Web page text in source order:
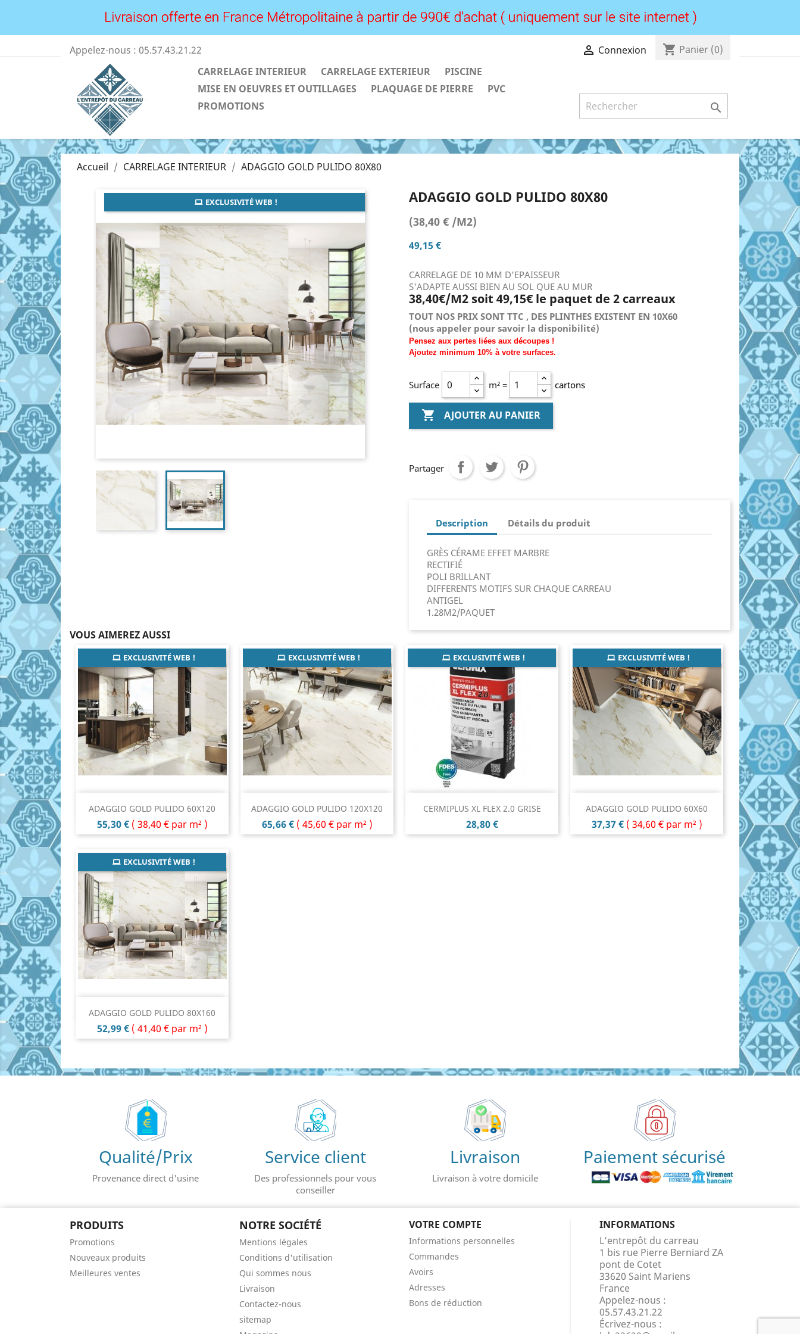
Appelez-nous : 05.57.43.21.22  Connexion shopping_cart Panier (0)
CARRELAGE INTERIEUR
CARRELAGE EXTERIEUR
PISCINE
MISE EN OEUVRES ET OUTILLAGES
PLAQUAGE DE PIERRE
PVC
PROMOTIONS

Accueil CARRELAGE INTERIEUR ADAGGIO GOLD PULIDO 80X80
EXCLUSIVITÉ WEB ! ADAGGIO GOLD PULIDO 80X80
(38,40 € /M2)
49,15 €
CARRELAGE DE 10 MM D'EPAISSEUR
S'ADAPTE AUSSI BIEN AU SOL QUE AU MUR
38,40€/M2 soit 49,15€ le paquet de 2 carreaux
TOUT NOS PRIX SONT TTC , DES PLINTHES EXISTENT EN 10X60
(nous appeler pour savoir la disponibilité)
Pensez aux pertes liées aux découpes !
Ajoutez minimum 10% à votre surfaces.
Surface m² = cartons
 AJOUTER AU PANIER
Partager
Description Détails du produit
GRÈS CÉRAME EFFET MARBRE
RECTIFIÉ
POLI BRILLANT
DIFFERENTS MOTIFS SUR CHAQUE CARREAU
ANTIGEL
1.28M2/PAQUET
VOUS AIMEREZ AUSSI
ADAGGIO GOLD PULIDO 60X120
Prix
55,30 € ( 38,40 € par m² )
EXCLUSIVITÉ WEB !
 Aperçu rapide ADAGGIO GOLD PULIDO 120X120
Prix
65,66 € ( 45,60 € par m² )
EXCLUSIVITÉ WEB !
 Aperçu rapide CERMIPLUS XL FLEX 2.0 GRISE
Prix
28,80 €
EXCLUSIVITÉ WEB !
 Aperçu rapide ADAGGIO GOLD PULIDO 60X60
Prix
37,37 € ( 34,60 € par m² )
EXCLUSIVITÉ WEB !
Aperçu rapide
ADAGGIO GOLD PULIDO 80X160
Prix
52,99 € ( 41,40 € par m² )
EXCLUSIVITÉ WEB !
 Aperçu rapide
Qualité/Prix
Provenance direct d'usine
Service client
Des professionnels pour vous
conseiller
Livraison
Livraison à votre domicile
Paiement sécurisé
PRODUITS
Promotions
Nouveaux produits
Meilleures ventes
NOTRE SOCIÉTÉ
Mentions légales
Conditions d'utilisation
Qui sommes nous
Livraison
Contactez-nous
sitemap
VOTRE COMPTE
Informations personnelles
Commandes
Avoirs
Adresses
Bons de réduction
INFORMATIONS
L’entrepôt du carreau
1 bis rue Pierre Berniard ZA
pont de Cotet
33620 Saint Mariens
France
Appelez-nous :
05.57.43.21.22
Écrivez-nous :